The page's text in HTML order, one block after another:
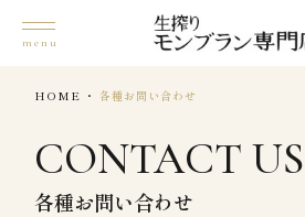
HOME 各種お問い合わせ
CONTACT US
各種お問い合わせ